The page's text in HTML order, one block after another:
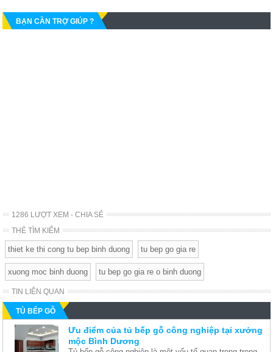
BẠN CẦN TRỢ GIÚP ?
1286 LƯỢT XEM - CHIA SẺ
THẺ TÌM KIẾM
thiet ke thi cong tu bep binh duong tu bep go gia re
xuong moc binh duong tu bep go gia re o binh duong
TIN LIÊN QUAN
TỦ BẾP GỖ
Ưu điểm của tủ bếp gỗ công nghiệp tại xưởng
mộc Bình Dương